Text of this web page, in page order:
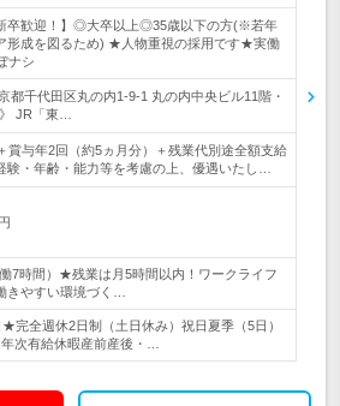
卒歓迎！】◎大卒以上◎35歳以下の方(※若年
形成を図るため) ★人物重視の採用です★実働
ナシ
都千代田区丸の内1-9-1 丸の内中央ビル11階・
JR「東…
賞与年2回（約5ヵ月分）＋残業代別途全額支給
・年齢・能力等を考慮の上、優遇いたし…
7時間）★残業は月5時間以内！ワークライフ
きやすい環境づく…
完全週休2日制（土日休み）祝日夏季（5日）
次有給休暇産前産後・…